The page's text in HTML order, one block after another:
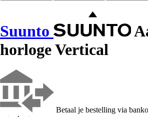
Suunto
horloge Vertical
Betaal je bestelling via